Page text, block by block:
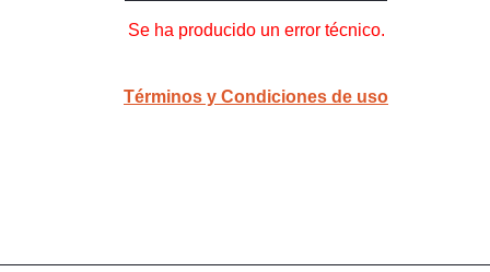
Se ha producido un error técnico.
Términos y Condiciones de uso